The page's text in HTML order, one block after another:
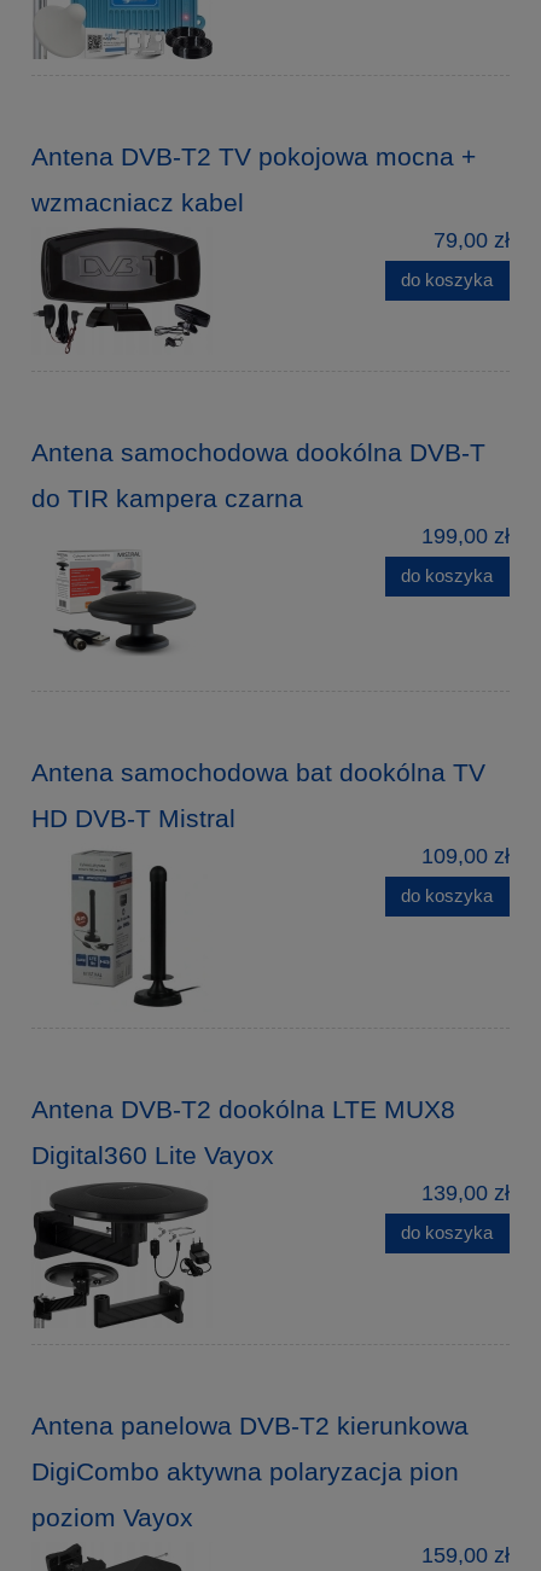
Antena DVB-T2 TV pokojowa mocna +
wzmacniacz kabel
79,00 zł
do koszyka
Antena samochodowa dookólna DVB-T
do TIR kampera czarna
199,00 zł
do koszyka
Antena samochodowa bat dookólna TV
HD DVB-T Mistral
109,00 zł
do koszyka
Antena DVB-T2 dookólna LTE MUX8
Digital360 Lite Vayox
139,00 zł
do koszyka
Antena panelowa DVB-T2 kierunkowa
DigiCombo aktywna polaryzacja pion
poziom Vayox
159,00 zł